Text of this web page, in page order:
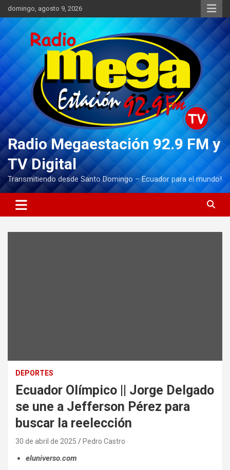
Saltar
al
contenido
domingo, agosto 9, 2026
Radio Megaestación 92.9 FM y
TV Digital
Transmitiendo desde Santo Domingo – Ecuador para el mundo!
DEPORTES
Ecuador Olímpico || Jorge Delgado
se une a Jefferson Pérez para
buscar la reelección
30 de abril de 2025 Pedro Castro
eluniverso.com